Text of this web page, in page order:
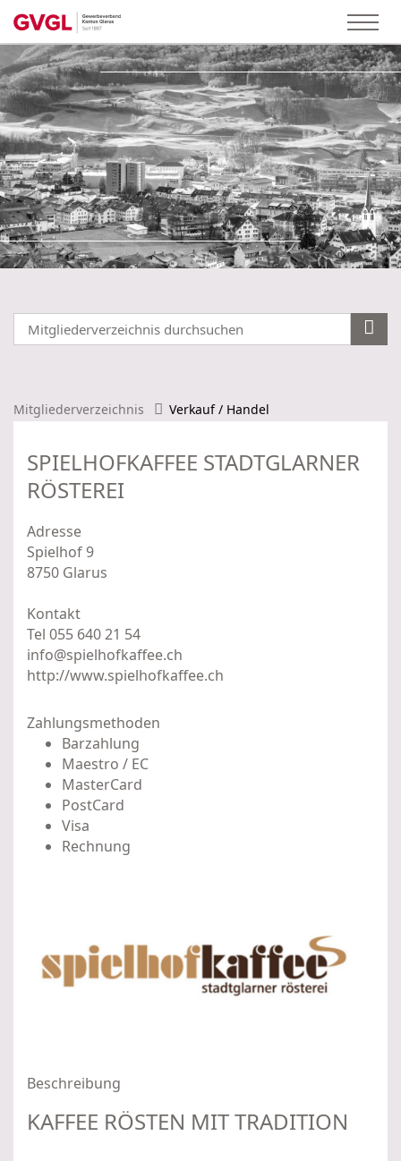
Mitgliederverzeichnis Verkauf / Handel
SPIELHOFKAFFEE STADTGLARNER
RÖSTEREI
Adresse
Spielhof 9
8750 Glarus
Kontakt
Tel 055 640 21 54
info@spielhofkaffee.ch
http://www.spielhofkaffee.ch
Zahlungsmethoden
Barzahlung
Maestro / EC
MasterCard
PostCard
Visa
Rechnung
Beschreibung
KAFFEE RÖSTEN MIT TRADITION